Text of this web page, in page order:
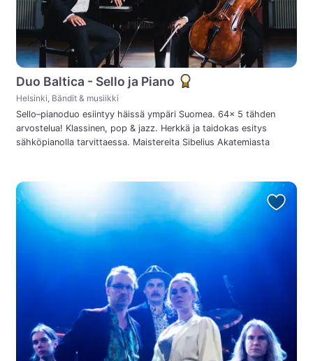
Duo Baltica - Sello ja Piano
Helsinki, Bändit & musiikki
Sello–pianoduo esiintyy häissä ympäri Suomea. 64× 5 tähden
arvostelua! Klassinen, pop & jazz. Herkkä ja taidokas esitys
sähköpianolla tarvittaessa. Maistereita Sibelius Akatemiasta